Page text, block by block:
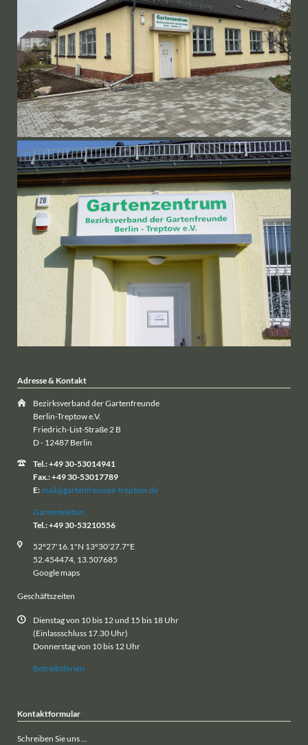
Adresse & Kontakt
Bezirksverband der Gartenfreunde
Berlin-Treptow e.V.
Friedrich-List-Straße 2 B
D - 12487 Berlin
Tel.: +49 30-53014941
Fax.: +49 30-53017789
E: mail@gartenfreunde-treptow.de
Gartentelefon:
Tel.: +49 30-53210556
52°27'16.1"N 13°30'27.7"E
52.454474, 13.507685
Google maps
Geschäftszeiten
Dienstag von 10 bis 12 und 15 bis 18 Uhr
(Einlassschluss 17.30 Uhr)
Donnerstag von 10 bis 12 Uhr
Betriebsferien
Kontaktformular
Schreiben Sie uns ...